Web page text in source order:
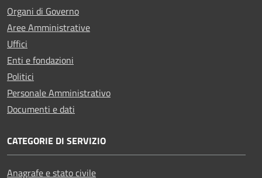
Organi di Governo
Aree Amministrative
Uffici
Enti e fondazioni
Politici
Personale Amministrativo
Documenti e dati
CATEGORIE DI SERVIZIO
Anagrafe e stato civile